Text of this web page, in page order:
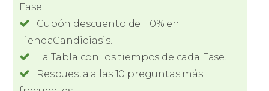
Fase.
Cupón descuento del 10% en
TiendaCandidiasis.
La Tabla con los tiempos de cada Fase.
Respuesta a las 10 preguntas más